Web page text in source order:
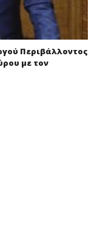
Περιβάλλοντος
με τον